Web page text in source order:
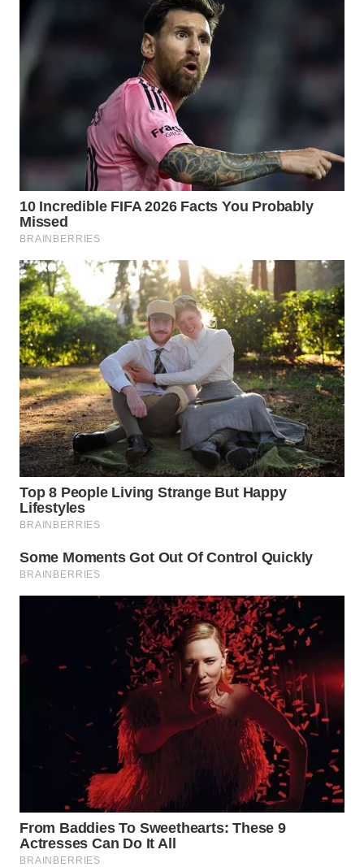
KARAWANG
WN
WN
DEPOK
WN
TAPANULI
UTARA
WN
SAMOSIR
WN
PADANG
LAWAS
WN
SUMEDANG
WN
CIANJUR
WN
CIREBON